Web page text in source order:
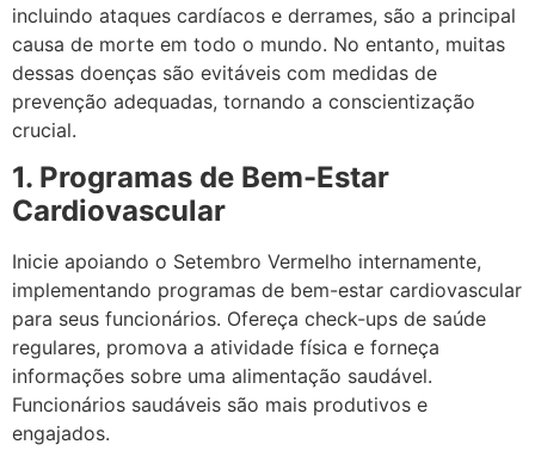
incluindo ataques cardíacos e derrames, são a principal
causa de morte em todo o mundo. No entanto, muitas
dessas doenças são evitáveis com medidas de
prevenção adequadas, tornando a conscientização
crucial.
1. Programas de Bem-Estar
Cardiovascular
Inicie apoiando o Setembro Vermelho internamente,
implementando programas de bem-estar cardiovascular
para seus funcionários. Ofereça check-ups de saúde
regulares, promova a atividade física e forneça
informações sobre uma alimentação saudável.
Funcionários saudáveis são mais produtivos e
engajados.